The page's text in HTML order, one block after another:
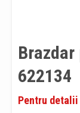
Brazdar
622134
Pentru